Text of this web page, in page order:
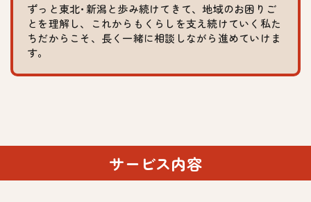
ずっと東北･新潟と歩み続けてきて、地域のお困りご
とを理解し、
これからもくらしを支え続けていく私た
ちだからこそ、長く一緒に相談しながら進めていけま
す。
サービス内容